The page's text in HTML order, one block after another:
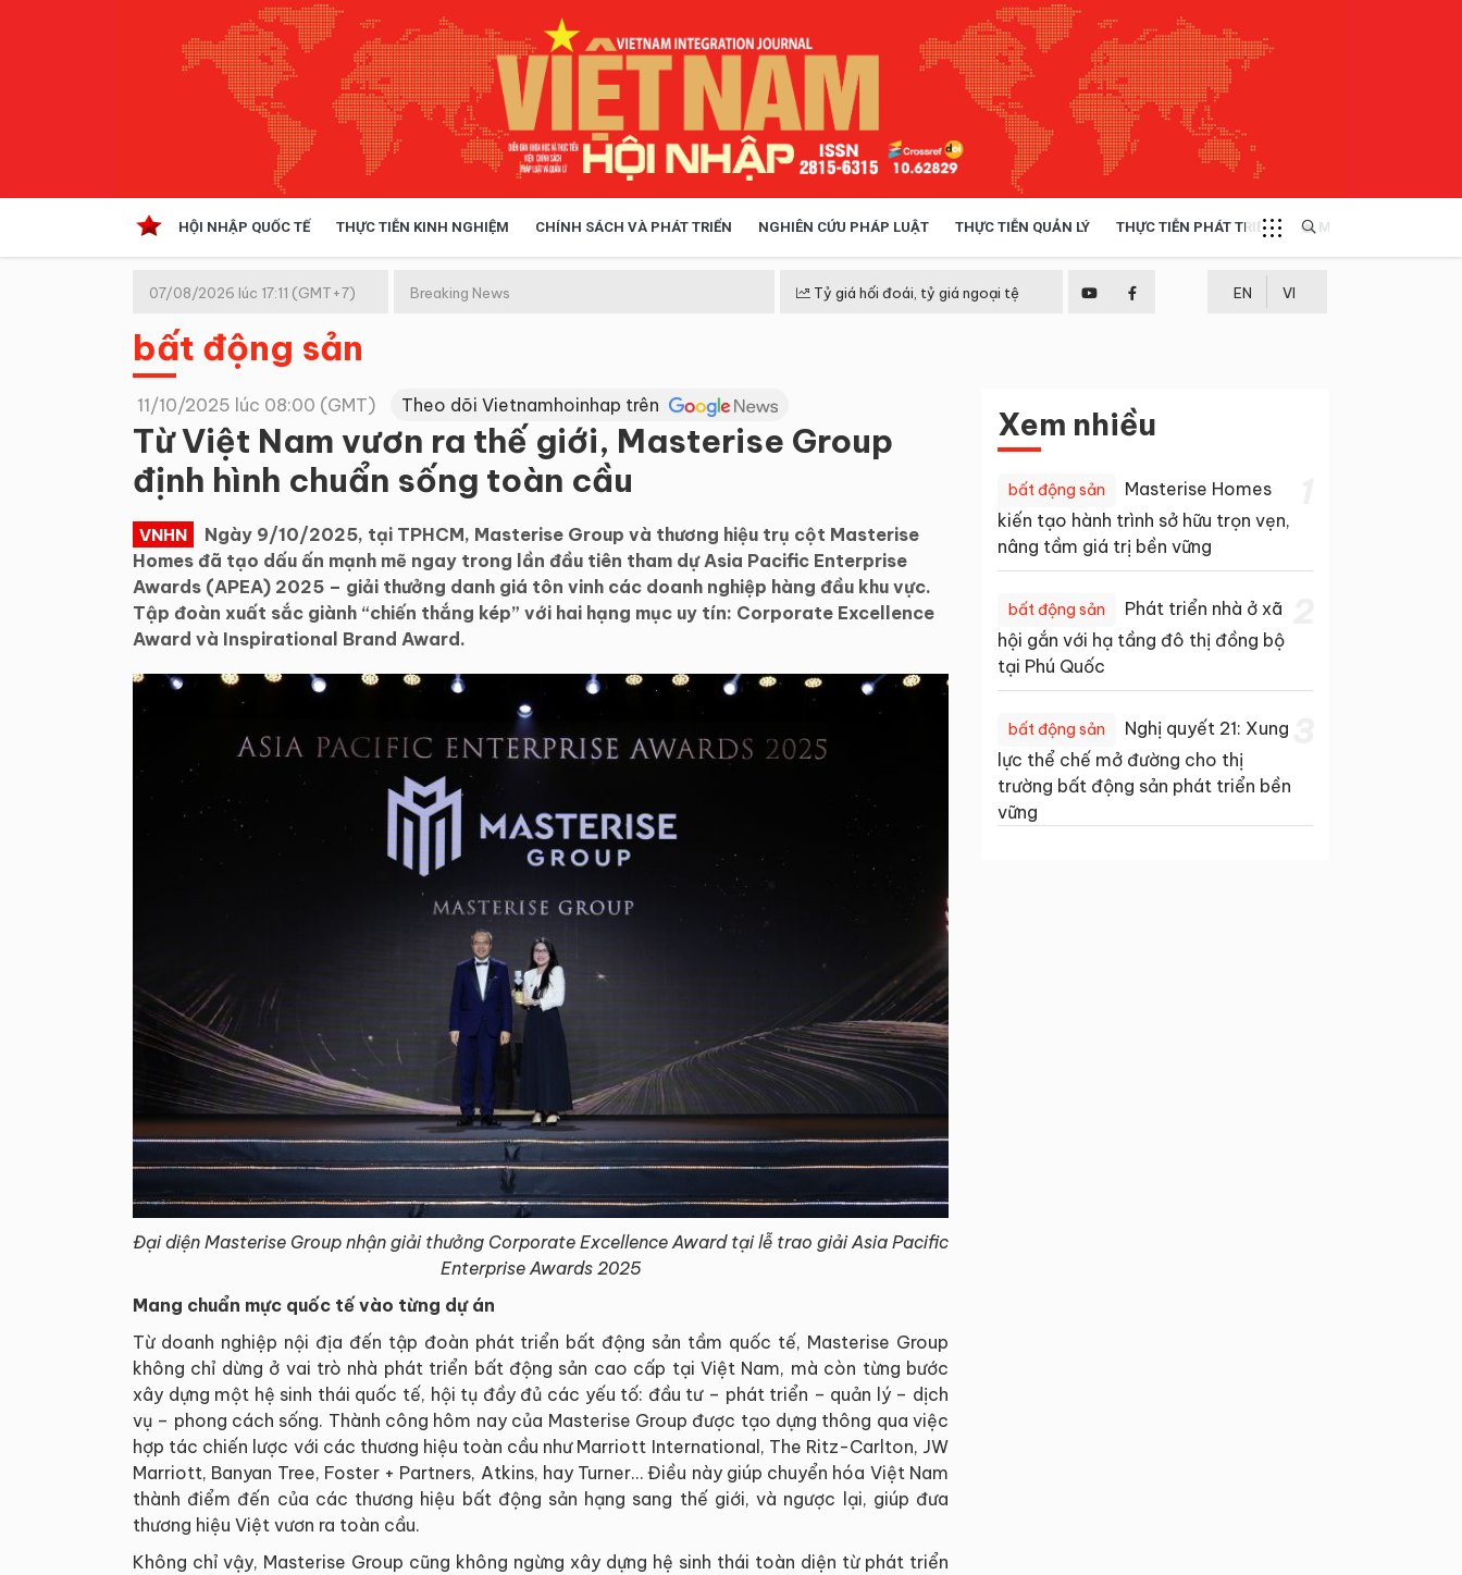
HỘI NHẬP QUỐC TẾ THỰC TIỄN KINH NGHIỆM CHÍNH SÁCH VÀ PHÁT TRIỂN NGHIÊN CỨU PHÁP LUẬT THỰC TIỄN QUẢN LÝ THỰC TIỄN PHÁT TRIỂN MULTIMEDIA
Kinh tế hội nhập
Doanh nghiệp
07/08/2026 lúc 17:11 (GMT+7) Breaking News Tỷ giá hối đoái, tỷ giá ngoại tệ EN VI
bất động sản
11/10/2025 lúc 08:00 (GMT) Theo dõi Vietnamhoinhap trên
Từ Việt Nam vươn ra thế giới, Masterise Group
định hình chuẩn sống toàn cầu
VNHN
Ngày 9/10/2025, tại TPHCM, Masterise Group và thương hiệu trụ cột Masterise
Homes đã tạo dấu ấn mạnh mẽ ngay trong lần đầu tiên tham dự Asia Pacific Enterprise
Awards (APEA) 2025 – giải thưởng danh giá tôn vinh các doanh nghiệp hàng đầu khu vực.
Tập đoàn xuất sắc giành “chiến thắng kép” với hai hạng mục uy tín: Corporate Excellence
Award và Inspirational Brand Award.
Đại diện Masterise Group nhận giải thưởng Corporate Excellence Award tại lễ trao giải Asia Pacific
Enterprise Awards 2025
Mang chuẩn mực quốc tế vào từng dự án
Từ doanh nghiệp nội địa đến tập đoàn phát triển bất động sản tầm quốc tế, Masterise Group
không chỉ dừng ở vai trò nhà phát triển bất động sản cao cấp tại Việt Nam, mà còn từng bước
xây dựng một hệ sinh thái quốc tế, hội tụ đầy đủ các yếu tố: đầu tư – phát triển – quản lý – dịch
vụ – phong cách sống. Thành công hôm nay của Masterise Group được tạo dựng thông qua việc
hợp tác chiến lược với các thương hiệu toàn cầu như Marriott International, The Ritz-Carlton, JW
Marriott, Banyan Tree, Foster + Partners, Atkins, hay Turner… Điều này giúp chuyển hóa Việt Nam
thành điểm đến của các thương hiệu bất động sản hạng sang thế giới, và ngược lại, giúp đưa
thương hiệu Việt vươn ra toàn cầu.
Không chỉ vậy, Masterise Group cũng không ngừng xây dựng hệ sinh thái toàn diện từ phát triển
Xem nhiều
bất động sản
Masterise Homes
kiến tạo hành trình sở hữu trọn vẹn,
nâng tầm giá trị bền vững
bất động sản
Phát triển nhà ở xã
hội gắn với hạ tầng đô thị đồng bộ
tại Phú Quốc
bất động sản
Nghị quyết 21: Xung
lực thể chế mở đường cho thị
trường bất động sản phát triển bền
vững